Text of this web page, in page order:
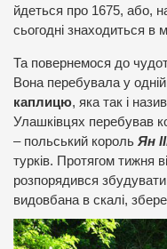
йдеться про 1675, або,
сьогодні знаходиться в
Та повернемося до
Вона перебувала у
каплицю, яка так і
Улашківцях перебував
– польський король Ян
турків. Протягом тижня
розпорядився
видовбана в скалі,